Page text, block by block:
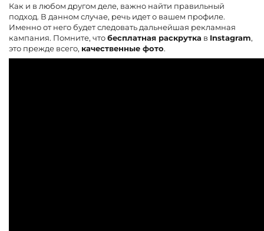
Как и в любом другом деле, важно найти правильный
подход. В данном случае, речь идет о вашем профиле.
Именно от него будет следовать дальнейшая рекламная
кампания. Помните, чтобесплатная раскрутка в Instagram,
это прежде всего, качественные фото.